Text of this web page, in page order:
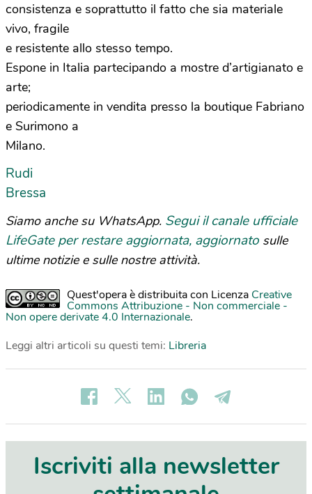
consistenza e soprattutto il fatto che sia materiale
vivo, fragile
e resistente allo stesso tempo.
Espone in Italia partecipando a mostre d’artigianato e
arte;
periodicamente in vendita presso la boutique Fabriano
e Surimono a
Milano.
Rudi
Bressa
Siamo anche su WhatsApp. Segui il canale ufficiale
LifeGate per restare aggiornata, aggiornato sulle
ultime notizie e sulle nostre attività.
Quest'opera è distribuita con Licenza Creative
Commons Attribuzione - Non commerciale -
Non opere derivate 4.0 Internazionale.
Leggi altri articoli su questi temi: Libreria
Iscriviti alla newsletter